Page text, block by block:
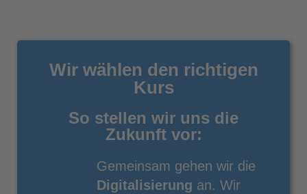
Wir wählen den richtigen
Kurs
So stellen wir uns die
Zukunft vor:
Gemeinsam gehen wir die
Digitalisierung an. Wir